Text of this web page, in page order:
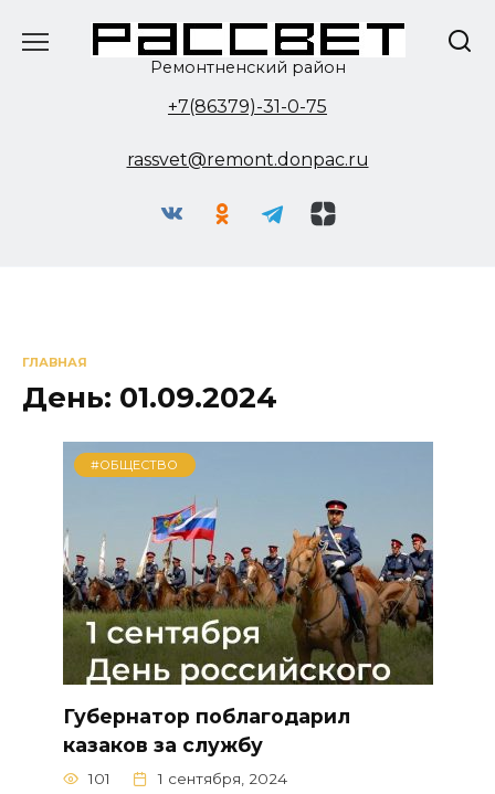
Ремонтненский район
+7(86379)-31-0-75
rassvet@remont.donpac.ru
ГЛАВНАЯ
День: 01.09.2024
#ОБЩЕСТВО
Губернатор поблагодарил
казаков за службу
101 1 сентября, 2024